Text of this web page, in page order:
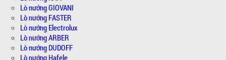
Lò nướng GIOVANI
Lò nướng FASTER
Lò nướng Electrolux
Lò nướng ARBER
Lò nướng DUDOFF
Lò nướng Hafele